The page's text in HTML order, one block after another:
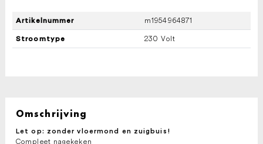
Artikelnummer m1954964871
Stroomtype 230 Volt
Omschrijving
Let op: zonder vloermond en zuigbuis!
Compleet nagekeken